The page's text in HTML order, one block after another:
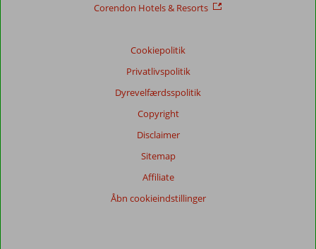
Corendon Hotels & Resorts
Cookiepolitik
Privatlivspolitik
Dyrevelfærdsspolitik
Copyright
Disclaimer
Sitemap
Affiliate
Åbn cookieindstillinger